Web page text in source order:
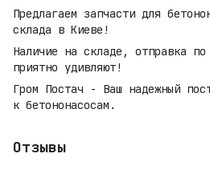
Предлагаем запчасти для
склада в Киеве!
Наличие на складе, отправка
приятно удивляют!
Гром Постач - Ваш надежный
к бетононасосам.
Отзывы